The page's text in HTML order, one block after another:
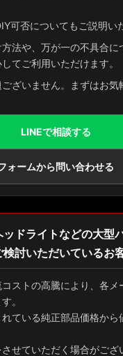
可否についてもご説明い
法や、万が一の不具合に
てご利用いただけます。
ざいません。まずはお気
LINEで相談する
ォームから問い合わせる
ドライトなどの大型
討いただいているお
ストの高騰により、各メ
。
ている純正部品価格から
せていただく場合がござ